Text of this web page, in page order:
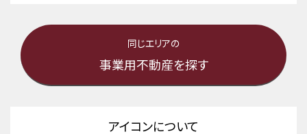
同じエリアの
事業用不動産を探す
アイコンについて